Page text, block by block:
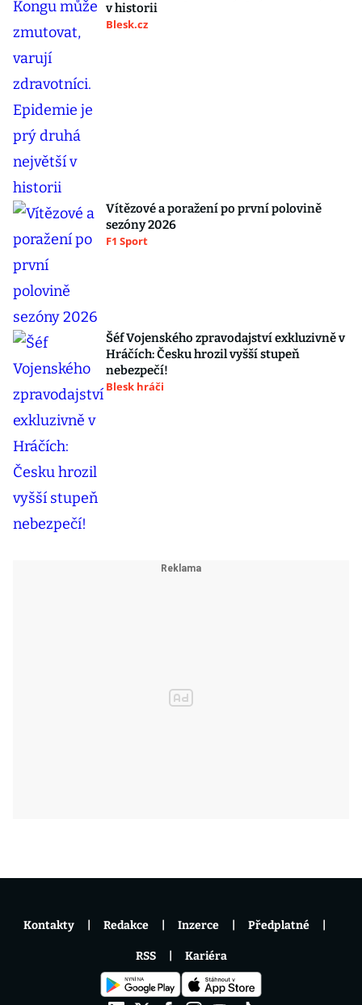
v historii
Blesk.cz
Vítězové a poražení po první polovině
sezóny 2026
F1 Sport
Šéf Vojenského zpravodajství exkluzivně v
Hráčích: Česku hrozil vyšší stupeň
nebezpečí!
Blesk hráči
Kontakty Redakce Inzerce Předplatné
RSS Kariéra